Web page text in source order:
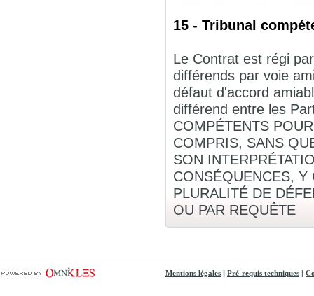
15 - Tribunal
Le Contrat est régi
différends par voie
défaut d'accord
différend entre les
COMPÉTENTS
COMPRIS, SANS
SON
CONSÉQUENCES,
PLURALITÉ DE
OU PAR REQUÊTE
Mentions légales Pré-requis techniques